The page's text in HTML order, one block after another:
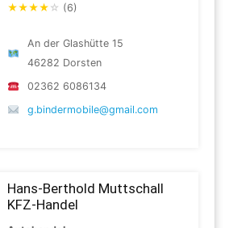
★★★★ ☆ (6)
An der Glashütte 15
46282 Dorsten
02362 6086134
g.bindermobile@gmail.com
Hans-Berthold Muttschall
KFZ-Handel